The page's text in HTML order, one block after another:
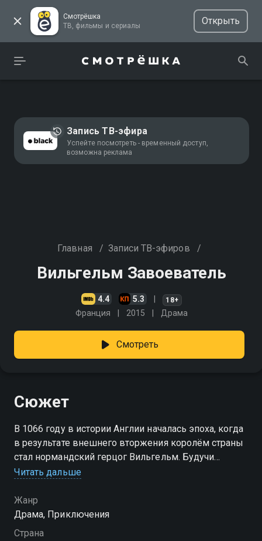
Смотрёшка
ТВ, фильмы и сериалы
Открыть
Запись ТВ-эфира
Успейте посмотреть - временный доступ,
возможна реклама
Главная / Записи ТВ-эфиров /
Вильгельм Завоеватель
4.4 5.3 18+
Франция 2015 Драма
Смотреть
Сюжет
В 1066 году в истории Англии началась эпоха, когда
в результате внешнего вторжения королём страны
стал нормандский герцог Вильгельм. Будучи
бастардом по происхождению, благодаря отваге и
своего времени
Читать дальше
Жанр
Драма, Приключения
Страна